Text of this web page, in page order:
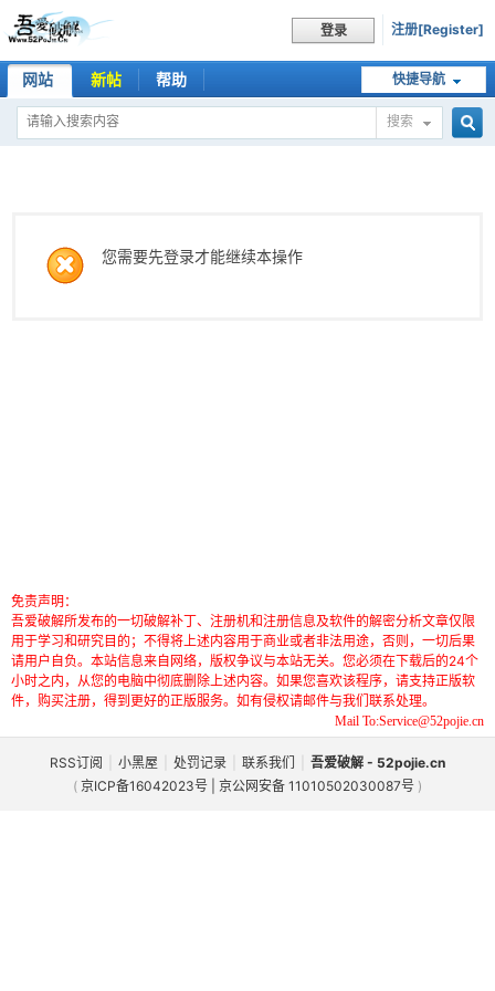
登录 注册[Register]
快捷导航
网站 新帖 帮助
搜索
您需要先登录才能继续本操作
免责声明：
吾爱破解所发布的一切破解补丁、注册机和注册信息及软件的解密分析文章仅限
用于学习和研究目的；不得将上述内容用于商业或者非法用途，否则，一切后果
请用户自负。本站信息来自网络，版权争议与本站无关。您必须在下载后的24个
小时之内，从您的电脑中彻底删除上述内容。如果您喜欢该程序，请支持正版软
件，购买注册，得到更好的正版服务。如有侵权请邮件与我们联系处理。
Mail To:Service@52pojie.cn
RSS订阅 小黑屋 处罚记录 联系我们
吾爱破解 - 52pojie.cn
( 京ICP备16042023号 | 京公网安备 11010502030087号 )